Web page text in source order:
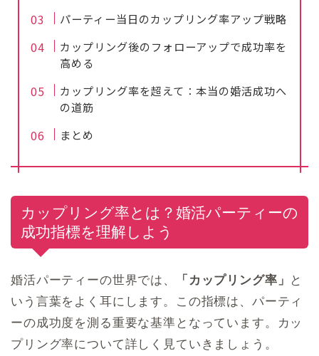
パーティー当日のカップリング率アップ戦略
カップリング後のフォローアップで成功率を
高める
カップリング率を超えて：本当の婚活成功へ
の道筋
まとめ
カップリング率とは？婚活パーティーの
成功指標を理解しよう
婚活パーティーの世界では、 「カップリング率」
と
いう言葉をよく耳にします。この指標は、パーティ
ーの成功度を測る重要な基準となっています。カッ
プリング率について詳しく見ていきましょう。